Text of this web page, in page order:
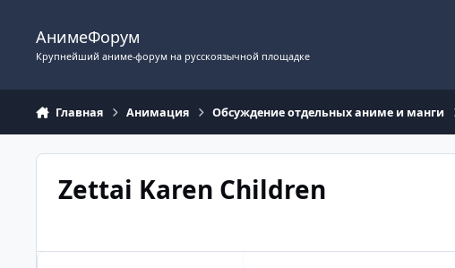
АнимеФорум
Крупнейший аниме-форум на русскоязычной площадке
Главная Анимация Обсуждение отдельных аниме и манги
Zettai Karen Children